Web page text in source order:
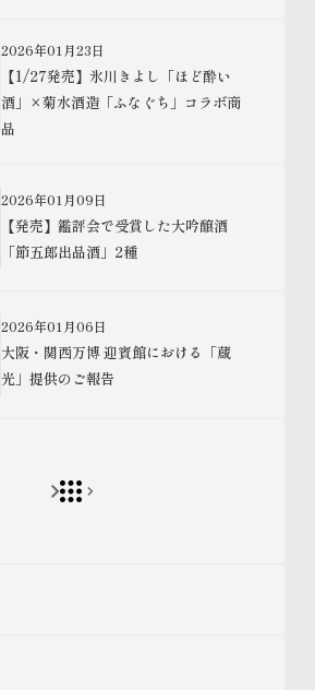
2026年01月23日
【1/27発売】氷川きよし「ほど酔い
酒」×菊水酒造「ふなぐち」コラボ商
品
2026年01月09日
【発売】鑑評会で受賞した大吟醸酒
「節五郎出品酒」2種
2026年01月06日
大阪・関西万博 迎賓館における「蔵
光」提供のご報告